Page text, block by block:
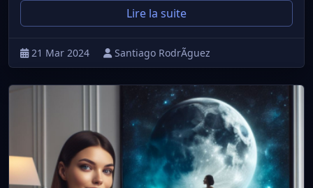
Lire la suite
21 Mar 2024 Santiago RodrÃ­guez